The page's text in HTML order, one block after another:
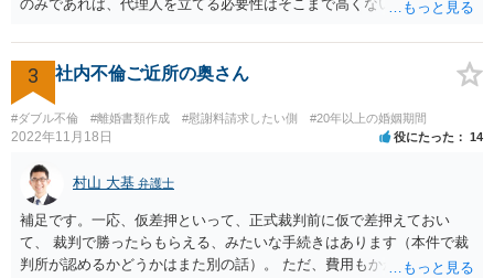
のみであれば、代理人を立てる必要性はそこまで高くないようにも思
姻費用についてもまとまっていない状況である場合には代理人を立て
ることが適切かも知れません。 依頼するかどうかの検討も含め、お近
くの弁護士へ相談はされてみると良いと考えます。
3 社内不倫ご近所の奥さん
#ダブル不倫 #離婚書類作成 #慰謝料請求したい側 #20年以上の婚姻期間
2022年11月18日 役にたった 14
村山 大基 弁護士
補足です。一応、仮差押といって、正式裁判前に仮で差押えておい
て、 裁判で勝ったらもらえる、みたいな手続きはあります（本件で裁
判所が認めるかどうかはまた別の話）。 ただ、費用もかかりますし、